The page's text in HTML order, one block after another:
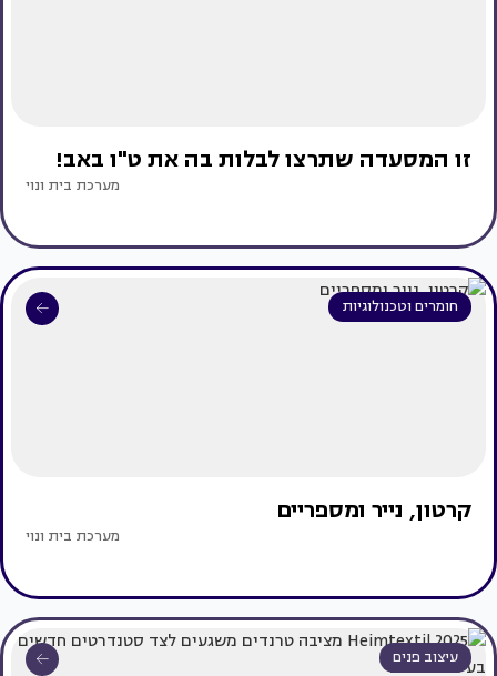
זו המסעדה שתרצו לבלות בה את ט"ו באב!
מערכת בית ונוי
חומרים וטכנולוגיות
קרטון, נייר ומספריים
מערכת בית ונוי
עיצוב פנים